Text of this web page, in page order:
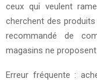
ceux qui veulent
cherchent des
recommandé de
magasins ne
Erreur fréquente :